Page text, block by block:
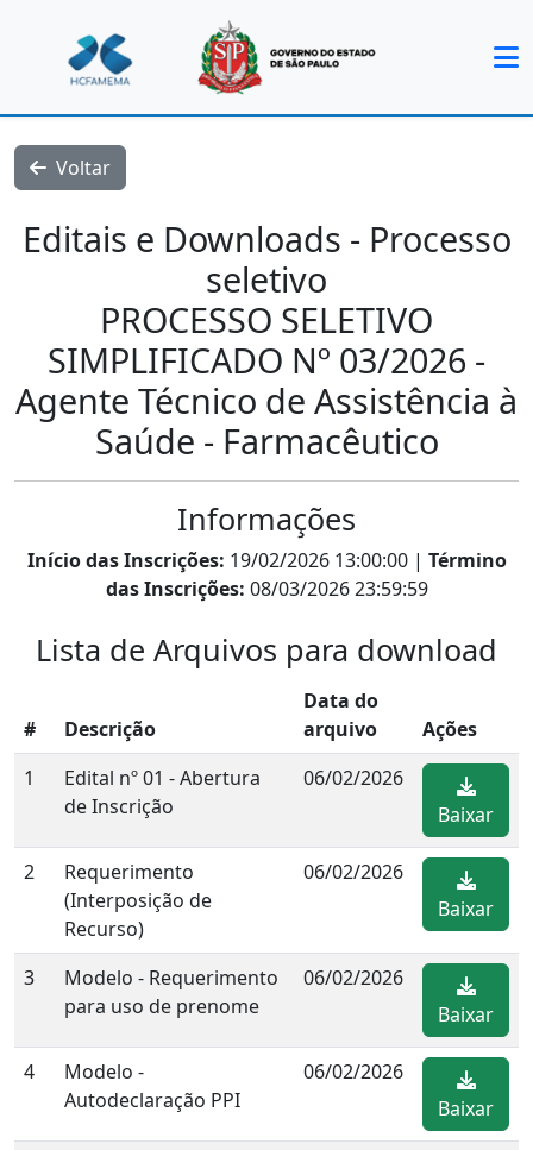
Voltar
Editais e Downloads - Processo
seletivo
PROCESSO SELETIVO
SIMPLIFICADO Nº 03/2026 -
Agente Técnico de Assistência à
Saúde - Farmacêutico
Informações
Início das Inscrições: 19/02/2026 13:00:00 | Término
das Inscrições: 08/03/2026 23:59:59
Lista de Arquivos para download
# Descrição
Data do
arquivo
Ações
1
Edital nº 01 - Abertura
de Inscrição
06/02/2026
Baixar
2
Requerimento
(Interposição de
Recurso)
06/02/2026
Baixar
3
Modelo - Requerimento
para uso de prenome
06/02/2026
Baixar
4
Modelo -
Autodeclaração PPI
06/02/2026
Baixar